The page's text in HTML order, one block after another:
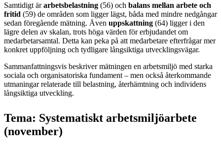
Samtidigt ärarbetsbelastning (56) och balans mellan arbete och
fritid (59) de områden som ligger lägst, båda med mindre nedgångar
sedan föregående mätning. Även uppskattning (64) ligger i den
lägre delen av skalan, trots höga värden för erbjudandet om
medarbetarsamtal. Detta kan peka på att medarbetare efterfrågar mer
konkret uppföljning och tydligare långsiktiga utvecklingsvägar.
Sammanfattningsvis beskriver mätningen en arbetsmiljö med starka
sociala och organisatoriska fundament – men också återkommande
utmaningar relaterade till belastning, återhämtning och individens
långsiktiga utveckling.
Tema: Systematiskt arbetsmiljöarbete
(november)